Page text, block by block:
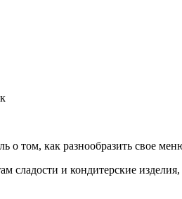
том, как разнообразить свое
сладости и кондитерские